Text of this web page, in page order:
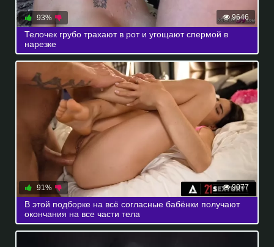
9646
93%
Телочек грубо трахают в рот и угощают спермой в
нарезке
9077
91%
В этой подборке на всё согласные бабёнки получают
окончания на все части тела